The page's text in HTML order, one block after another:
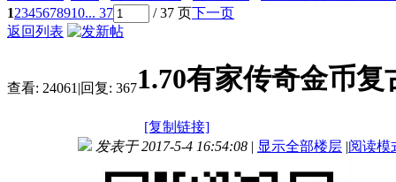
12345678910... 37 / 37 页下一页
返回列表
查看: 24061 |回复: 3671.70有家传奇金币
[复制链接]
发表于 2017-5-4 16:54:08 | 显示全部楼层 |阅读模